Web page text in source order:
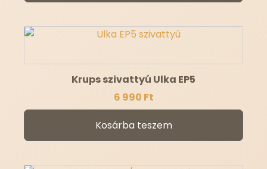
Krups szivattyú Ulka EP5
6 990 Ft
Kosárba teszem